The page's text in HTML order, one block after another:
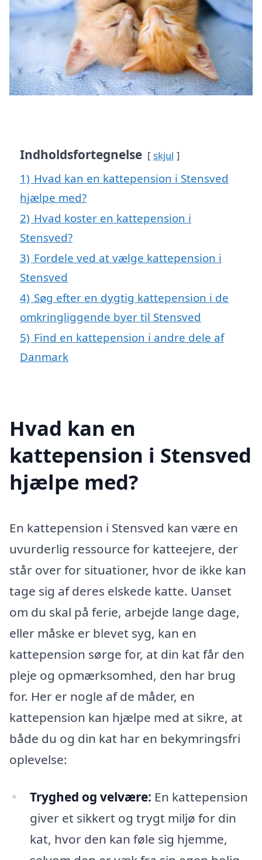
Indholdsfortegnelse skjul
1) Hvad kan en kattepension i Stensved
hjælpe med?
2) Hvad koster en kattepension i
Stensved?
3) Fordele ved at vælge kattepension i
Stensved
4) Søg efter en dygtig kattepension i de
omkringliggende byer til Stensved
5) Find en kattepension i andre dele af
Danmark
Hvad kan en
kattepension i Stensved
hjælpe med?
En kattepension i Stensved kan være en
uvurderlig ressource for katteejere, der
står over for situationer, hvor de ikke kan
tage sig af deres elskede katte. Uanset
om du skal på ferie, arbejde lange dage,
eller måske er blevet syg, kan en
kattepension sørge for, at din kat får den
pleje og opmærksomhed, den har brug
for. Her er nogle af de måder, en
kattepension kan hjælpe med at sikre, at
både du og din kat har en bekymringsfri
oplevelse:
Tryghed og velvære: En kattepension
giver et sikkert og trygt miljø for din
kat, hvor den kan føle sig hjemme,